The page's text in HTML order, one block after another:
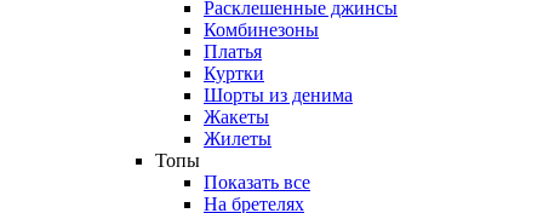
Расклешенные джинсы
Комбинезоны
Платья
Куртки
Шорты из денима
Жакеты
Жилеты
Топы
Показать все
На бретелях